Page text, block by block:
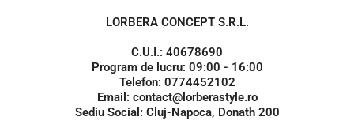
LORBERA CONCEPT S.R.L.
C.U.I.: 40678690
Program de lucru: 09:00 - 16:00
Telefon: 0774452102
Email: contact@lorberastyle.ro
Sediu Social: Cluj-Napoca, Donath 200